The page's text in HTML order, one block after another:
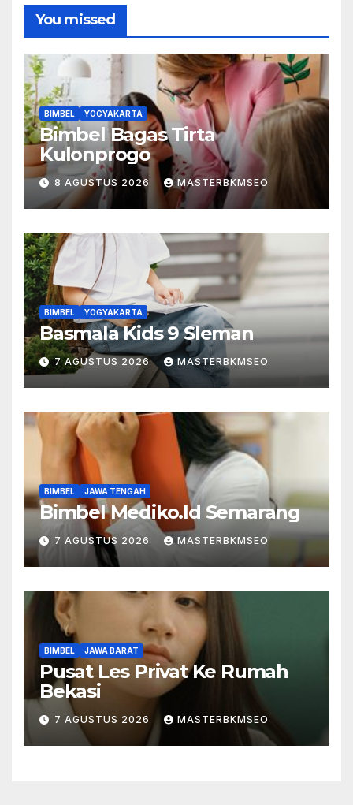
You missed
BIMBEL YOGYAKARTA
Bimbel Bagas Tirta
Kulonprogo
8 AGUSTUS 2026 MASTERBKMSEO
BIMBEL YOGYAKARTA
Basmala Kids 9 Sleman
7 AGUSTUS 2026 MASTERBKMSEO
BIMBEL JAWA TENGAH
Bimbel Mediko.Id Semarang
7 AGUSTUS 2026 MASTERBKMSEO
BIMBEL JAWA BARAT
Pusat Les Privat Ke Rumah
Bekasi
7 AGUSTUS 2026 MASTERBKMSEO